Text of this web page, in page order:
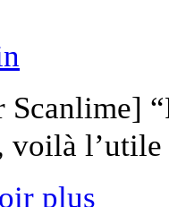
Scanlime]
voilà
plus